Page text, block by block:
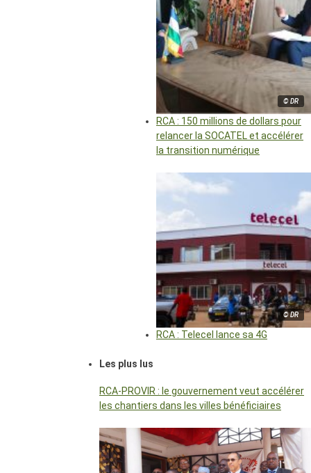
© DR
RCA : 150 millions de dollars pour
relancer la SOCATEL et accélérer
la transition numérique
© DR
RCA : Telecel lance sa 4G
Les plus lus
RCA-PROVIR : le gouvernement veut accélérer
les chantiers dans les villes bénéficiaires